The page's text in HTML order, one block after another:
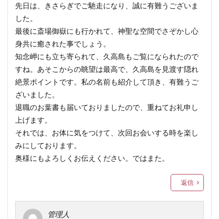
先日は、きさらぎでご馳走になり、誠に有難うございま
した。
最後に斎場御嶽にも行かれて、神聖な空間でさぞかし心
身共に癒された事でしょう。
知念岬にも立ち寄られて、久高島もご覧になられたので
すね。あそこからの眺望は最高で、久高島を見渡す隠れ
絶景ポイントです。私の名前も紹介して頂き、有難うご
ざいました。
退職のお葉書も届いておりましたので、重ねてお礼申し
上げます。
それでは、お体に気をつけて、次回お会いする時を楽し
みにしております。
奥様にもよろしくお伝えください。ではまた。
返信
管理人